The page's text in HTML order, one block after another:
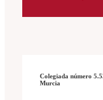
Colegiada número
Murcia